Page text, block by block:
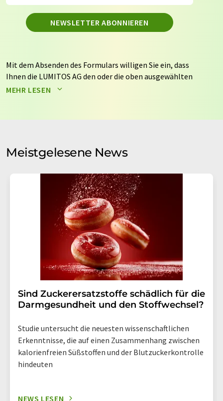
NEWSLETTER ABONNIEREN
Mit dem Absenden des Formulars willigen Sie ein, dass
Ihnen die LUMITOS AG den oder die oben ausgewählten
Newsletter per E-Mail zusendet. Ihre Daten werden
auf Basis unsererDatenschutzerklärung. LUMITOS darf
Meinungsforschung per E-Mail kontaktieren. Ihre
Einwilligung können Sie jederzeit ohne Angabe von
Str. 2, 12489 Berlin oder per E-Mail unter
widerruf@lumitos.commit Wirkung für die Zukunft
widerrufen. Zudem ist in jeder E-Mail ein Link zur
Abbestellung des entsprechenden Newsletters
MEHR LESEN
Meistgelesene News
Sind Zuckerersatzstoffe schädlich für die
Darmgesundheit und den Stoffwechsel?
Studie untersucht die neuesten wissenschaftlichen
Erkenntnisse, die auf einen Zusammenhang zwischen
kalorienfreien Süßstoffen und der Blutzuckerkontrolle
hindeuten
NEWS LESEN